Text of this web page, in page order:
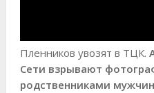
Пленников увозят в ТЦК.
Сети взрывают
родственниками